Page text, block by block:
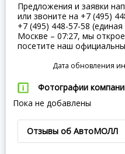
Предложения и заявки
или звоните на +7 (495)
+7 (495) 448-57-58
Москве – 07:27, мы
посетите наш
Дата обновления
Фотографии
Пока не добавлены
Отзывы об АвтоМОЛЛ